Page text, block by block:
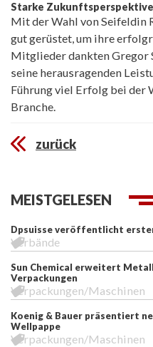
Starke
Mit der Wahl von Seifeldin
gut gerüstet, um ihre
Mitglieder dankten Gregor
seine herausragenden
Führung viel Erfolg bei
Branche.
zurück
MEISTGELESEN
Dpsuisse veröffentlicht
Verbände
Sun Chemical erweitert
Verpackungen
Verpackungen/Maschinen
Koenig & Bauer präsentiert
Wellpappe
Verpackungen/Maschinen